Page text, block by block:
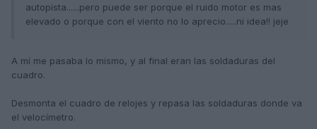
autopista......pero puede ser porque el ruido motor es mas
elevado o porque con el viento no lo aprecio.....ni idea!! jeje
A mí me pasaba lo mismo, y al final eran las soldaduras del
cuadro.
Desmonta el cuadro de relojes y repasa las soldaduras donde va
el velocímetro.